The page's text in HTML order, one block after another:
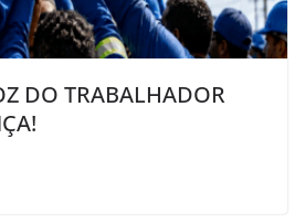
DO TRABALHADOR